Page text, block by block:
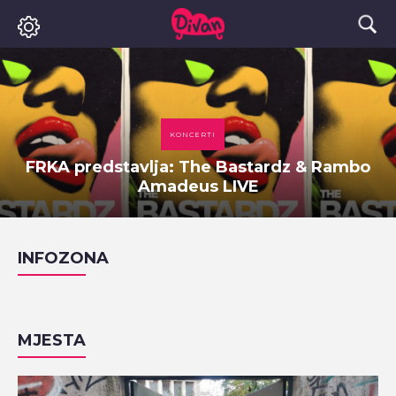
KONCERTI
FRKA predstavlja: The Bastardz & Rambo
Amadeus LIVE
INFOZONA
MJESTA